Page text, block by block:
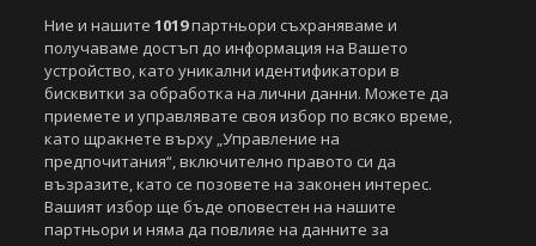
Съдържанието на този уеб сайт и технологиите, използвани в него, са
под закрила на Закона за авторското право и сродните му права.
Всички статии, репортажи, интервюта и други текстови, графични и
видео материали, публикувани в сайта, са собственост на Агенция
Спортал, освен ако изрично е посочено друго. Допуска се
публикуване на текстови материали само след писмено съгласие на
Агенция Спортал, посочване на източника и добавяне на линк към
www.sportal.bg. Използването на графични и видео материали,
публикувани в сайта, е строго забранено. Нарушителите ще бъдат
санкционирани с цялата строгост на закона.
Ние и нашите1019партньори съхраняваме и
получаваме достъп до информация на Вашето
устройство, като уникални идентификатори в
бисквитки за обработка на лични данни. Можете да
приемете и управлявате своя избор по всяко време,
като щракнете върху „Управление на
предпочитания“, включително правото си да
възразите, като се позовете на законен интерес.
Вашият избор ще бъде оповестен на нашите
партньори и няма да повлияе на данните за